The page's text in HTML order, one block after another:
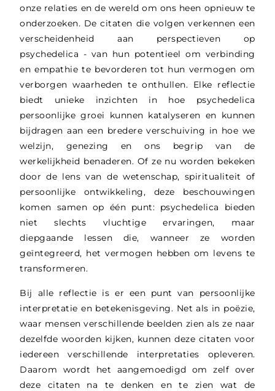
onze relaties en de wereld om ons heen opnieuw te
onderzoeken. De citaten die volgen verkennen een
verscheidenheid aan perspectieven op
psychedelica - van hun potentieel om verbinding
en empathie te bevorderen tot hun vermogen om
verborgen waarheden te onthullen. Elke reflectie
biedt unieke inzichten in hoe psychedelica
persoonlijke groei kunnen katalyseren en kunnen
bijdragen aan een bredere verschuiving in hoe we
welzijn, genezing en ons begrip van de
werkelijkheid benaderen. Of ze nu worden bekeken
door de lens van de wetenschap, spiritualiteit of
persoonlijke ontwikkeling, deze beschouwingen
komen samen op één punt: psychedelica bieden
niet slechts vluchtige ervaringen, maar
diepgaande lessen die, wanneer ze worden
geïntegreerd, het vermogen hebben om levens te
transformeren.
Bij alle reflectie is er een punt van persoonlijke
interpretatie en betekenisgeving. Net als in poëzie,
waar mensen verschillende beelden zien als ze naar
dezelfde woorden kijken, kunnen deze citaten voor
iedereen verschillende interpretaties opleveren.
Daarom wordt het aangemoedigd om zelf over
deze citaten na te denken en te zien wat de